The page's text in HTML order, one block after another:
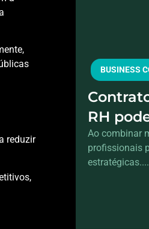
reduzir
BUSINESS
RH
sem
Ao combinar
profissionais
estratégicas....